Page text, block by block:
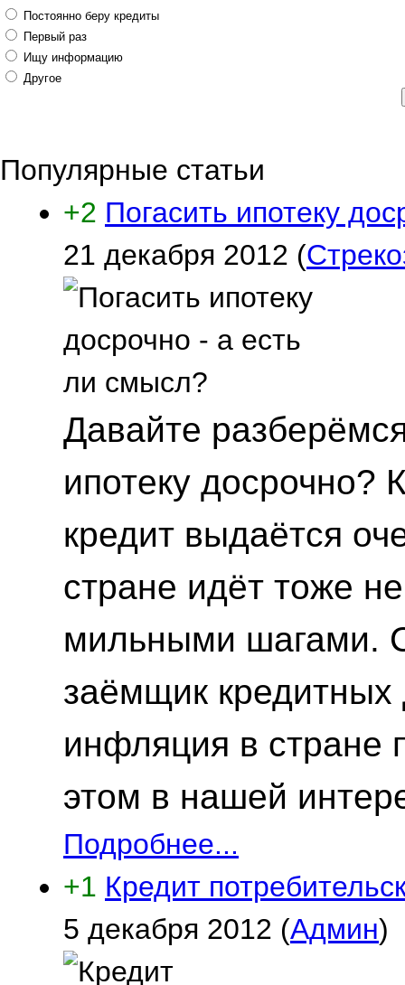
Постоянно беру кредиты
Первый раз
Ищу информацию
Другое
Популярные статьи
+2 Погасить ипотеку
21 декабря 2012 (
Давайте
ипотеку досрочно?
кредит выдаётся
стране идёт тоже
мильными шагами.
заёмщик кредитных
инфляция в стране
этом в нашей
Подробнее...
+1 Кредит
5 декабря 2012 (Админ)